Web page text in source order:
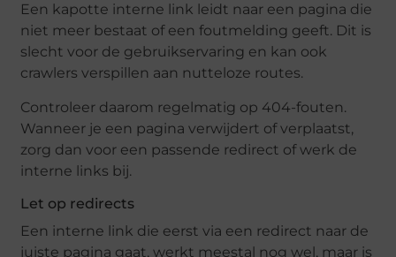
Een kapotte interne link leidt naar een pagina die
niet meer bestaat of een foutmelding geeft. Dit is
slecht voor de gebruikservaring en kan ook
crawlers verspillen aan nutteloze routes.
Controleer daarom regelmatig op 404-fouten.
Wanneer je een pagina verwijdert of verplaatst,
zorg dan voor een passende redirect of werk de
interne links bij.
Let op redirects
Een interne link die eerst via een redirect naar de
juiste pagina gaat, werkt meestal nog wel, maar is